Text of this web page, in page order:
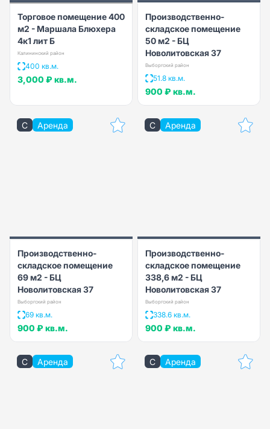
Торговое помещение 400
м2 - Маршала Блюхера
4к1 лит Б
Калининский район
400 кв.м.
3,000 ₽ кв.м.
Производственно-
складское помещение
50 м2 - БЦ
Новолитовская 37
Выборгский район
51.8 кв.м.
900 ₽ кв.м.
C Аренда
Производственно-
складское помещение
69 м2 - БЦ
Новолитовская 37
Выборгский район
69 кв.м.
900 ₽ кв.м.
C Аренда
Производственно-
складское помещение
338,6 м2 - БЦ
Новолитовская 37
Выборгский район
338.6 кв.м.
900 ₽ кв.м.
C Аренда C Аренда